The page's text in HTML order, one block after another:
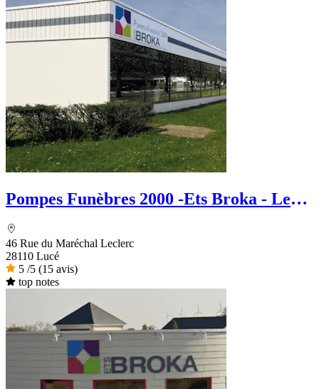
Pompes Funèbres 2000 -Ets Broka - Le
46 Rue du Maréchal Leclerc
28110 Lucé
5 /5 (15 avis)
top notes